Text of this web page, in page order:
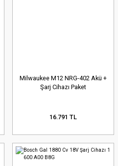
Milwaukee M12 NRG-402 Akü +
Şarj Cihazı Paket
16.791 TL